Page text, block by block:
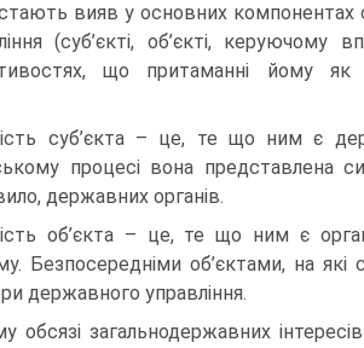
вияв у основних компонентах
(суб’єкті, об’єкті, керуючому
що притаманні йому як
суб’єкта – це, те що ним є
процесі вона представлена
державних органів.
об’єкта – це, те що ним є
Безпосередніми об’єктами, на які
державного управління.
обсязі загальнодержавних